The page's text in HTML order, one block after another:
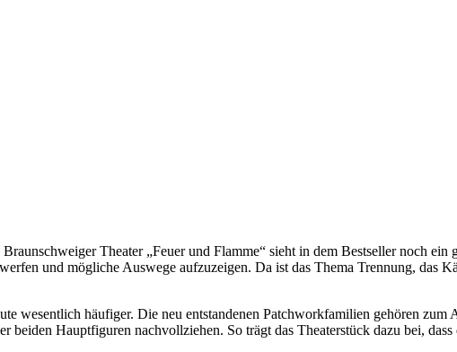
Theater „Feuer und Flamme“ sieht in dem Bestseller noch ein
und mögliche Auswege aufzuzeigen. Da ist das Thema Trennung, das
wesentlich häufiger. Die neu entstandenen Patchworkfamilien gehören zum
beiden Hauptfiguren nachvollziehen. So trägt das Theaterstück dazu bei,